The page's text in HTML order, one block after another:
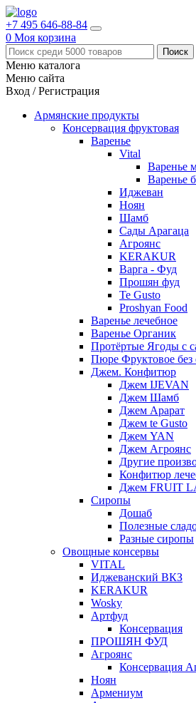
+7 495 646-88-84
0 Моя корзина
Меню каталога
Меню сайта
Вход / Регистрация
Армянские продукты
Консервация фруктовая
Варенье
Vital
Варенье
Варенье
Иджеван
Ноян
Шамб
Сады Арагаца
Агроянс
KERAKUR
Варга - Фуд
Прошян фуд
Te Gusto
Proshyan Food
Варенье лечебное
Варенье Органик
Протёртые Ягоды с
Пюре Фруктовое без
Джем. Конфитюр
Джем IJEVAN
Джем Шамб
Джем Арарат
Джем te Gusto
Джем YAN
Джем Агроянс
Другие
Конфитюр
Джем FRUIT
Сиропы
Дошаб
Полезные
Разные сиропы
Овощные консервы
VITAL
Иджеванский ВКЗ
KERAKUR
Wosky
Артфуд
Консервация
ПРОШЯН ФУД
Агроянс
Консервация
Ноян
Армениум